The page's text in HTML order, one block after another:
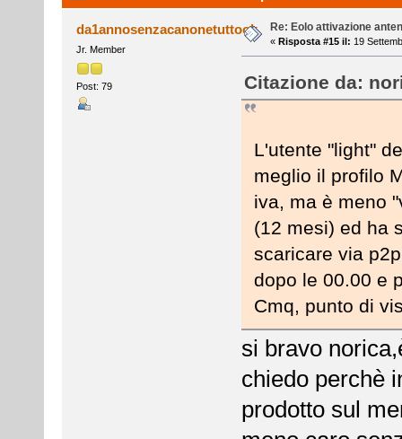
da1annosenzacanonetuttook
Jr. Member
Post: 79
Re: Eolo attivazione
« Risposta #15 il: 19
Citazione da:
L'utente "light"
meglio il profilo
iva, ma è meno
(12 mesi) ed ha
scaricare via
dopo le 00.00 e
Cmq, punto di
si bravo
chiedo perchè
prodotto sul